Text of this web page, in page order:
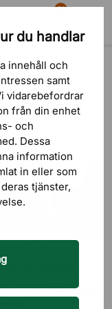
du handlar
innehåll och
samt
vidarebefordrar
från din enhet
och
Dessa
information
in eller som
tjänster,
Sök
81
Varukorg Meny
är 30% fullt på
inreder
fullt på